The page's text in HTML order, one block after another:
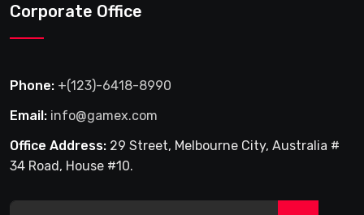
Corporate Office
Phone: +(123)-6418-8990
Email: info@gamex.com
Office Address: 29 Street, Melbourne City, Australia #
34 Road, House #10.